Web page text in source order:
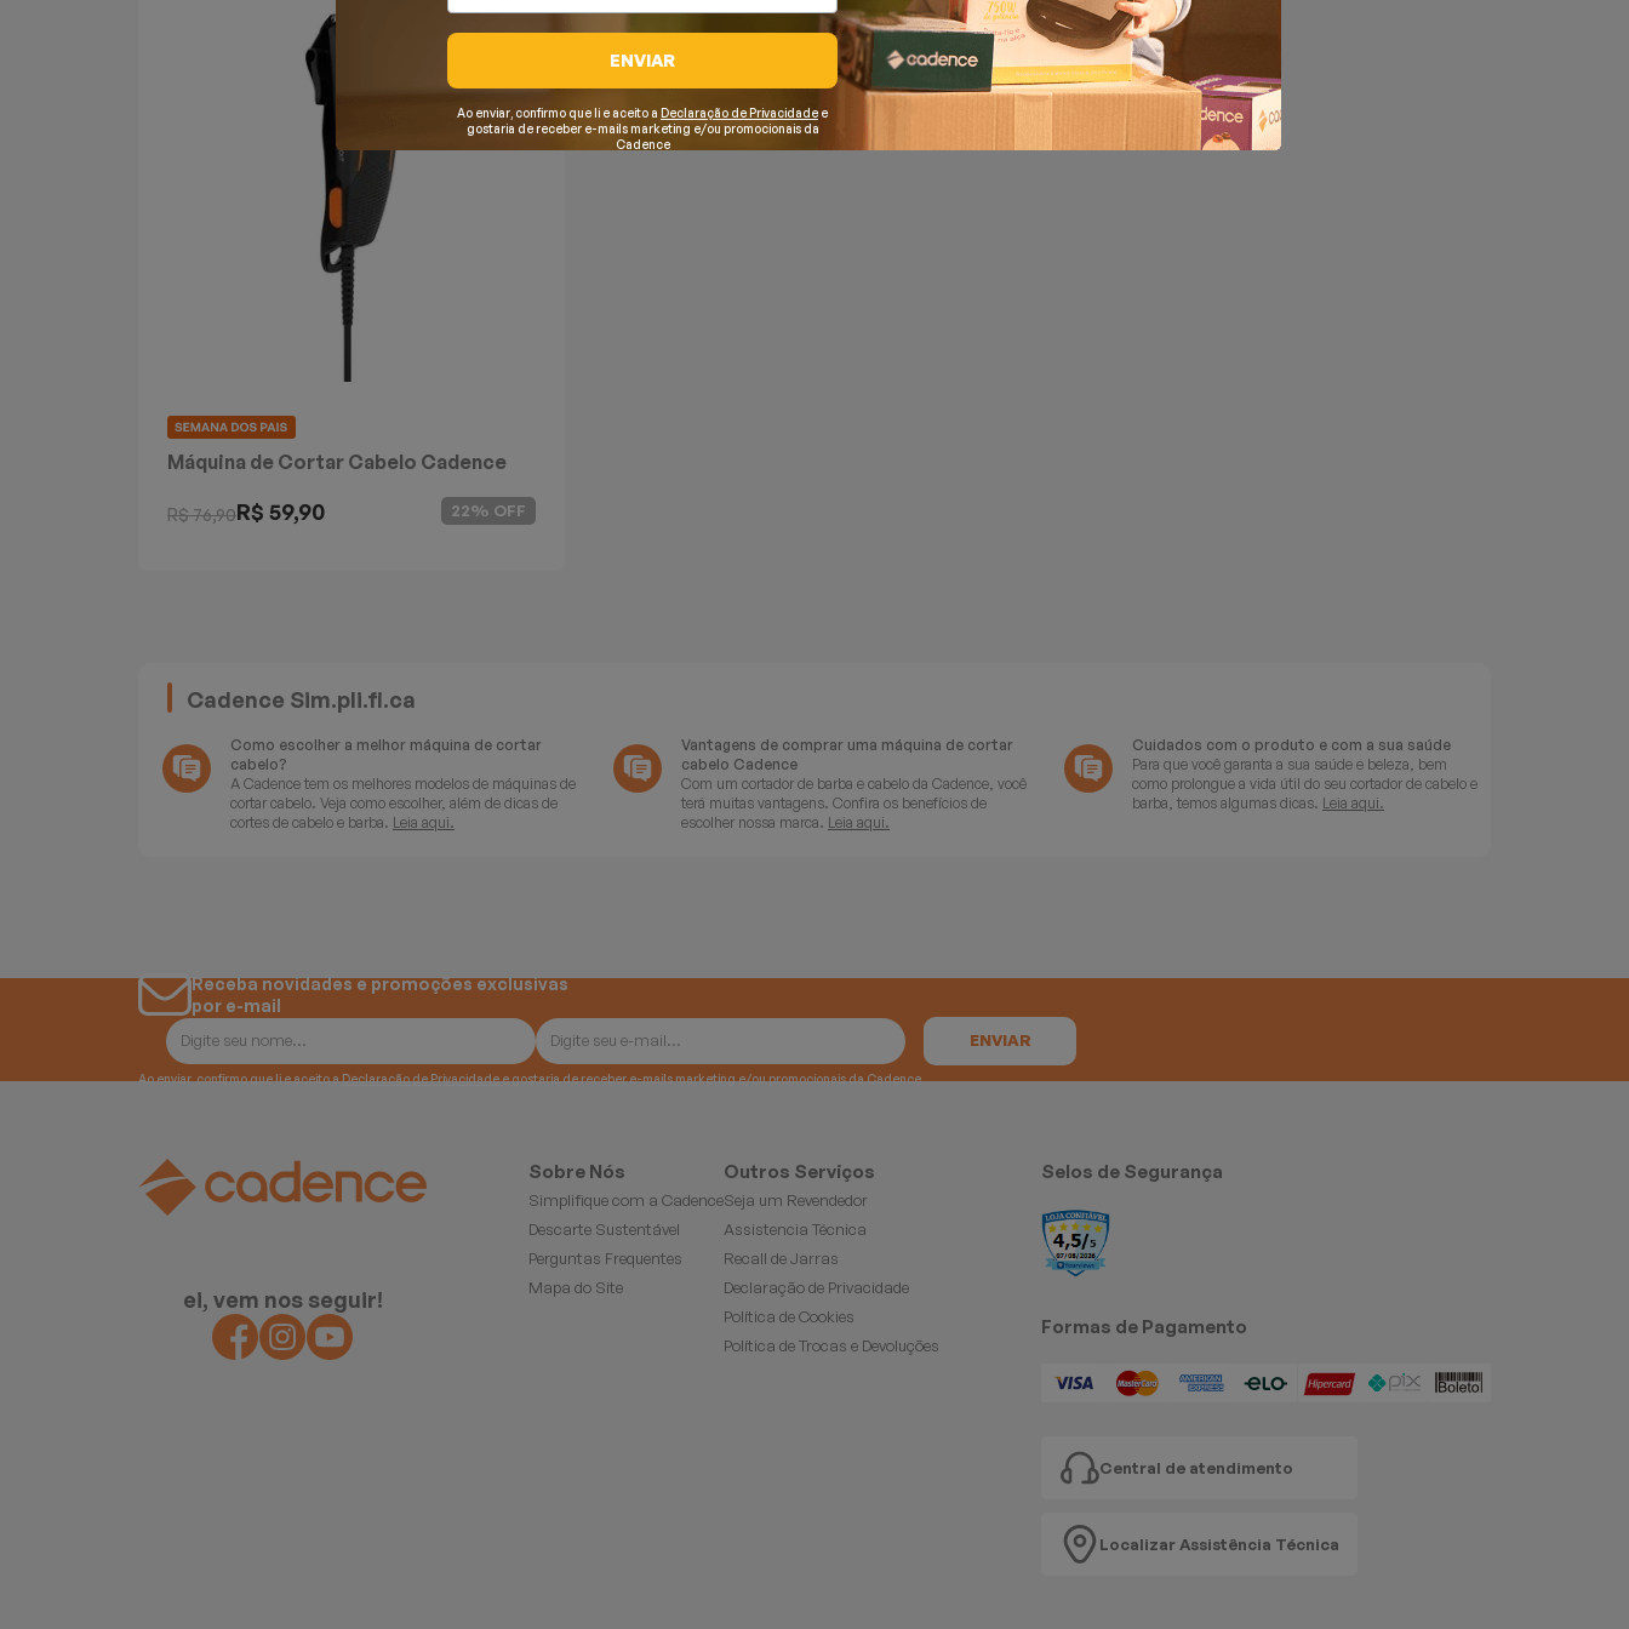
Máquina de Cortar Cabelo Cadence
R$ 76,90R$ 59,90 22% OFF
Cadence Sim.pli.fi.ca
Como escolher a melhor máquina de cortar
cabelo?
A Cadence tem os melhores modelos de máquinas de
cortar cabelo. Veja como escolher, além de dicas de
cortes de cabelo e barba. Leia aqui.
Vantagens de comprar uma máquina de cortar
cabelo Cadence
Com um cortador de barba e cabelo da Cadence, você
terá muitas vantagens. Confira os benefícios de
escolher nossa marca. Leia aqui.
Cuidados com o produto e com a sua saúde
Para que você garanta a sua saúde e beleza, bem
como prolongue a vida útil do seu cortador de cabelo e
barba, temos algumas dicas. Leia aqui.
Receba novidades e promoções exclusivas
por e-mail
Ao enviar, confirmo que li e aceito a Declaração de Privacidade e gostaria de receber e-mails marketing e/ou promocionais da Cadence
ei, vem nos seguir!
Sobre Nós
Simplifique com a Cadence
Descarte Sustentável
Perguntas Frequentes
Mapa do Site
Outros Serviços
Seja um Revendedor
Assistencia Técnica
Recall de Jarras
Declaração de Privacidade
Política de Cookies
Política de Trocas e Devoluções
Selos de Segurança
Formas de Pagamento
Central de atendimento
Localizar Assistência Técnica
ENVIAR
Ao enviar, confirmo que li e aceito a Declaração de Privacidade e
gostaria de receber e-mails marketing e/ou promocionais da
Cadence